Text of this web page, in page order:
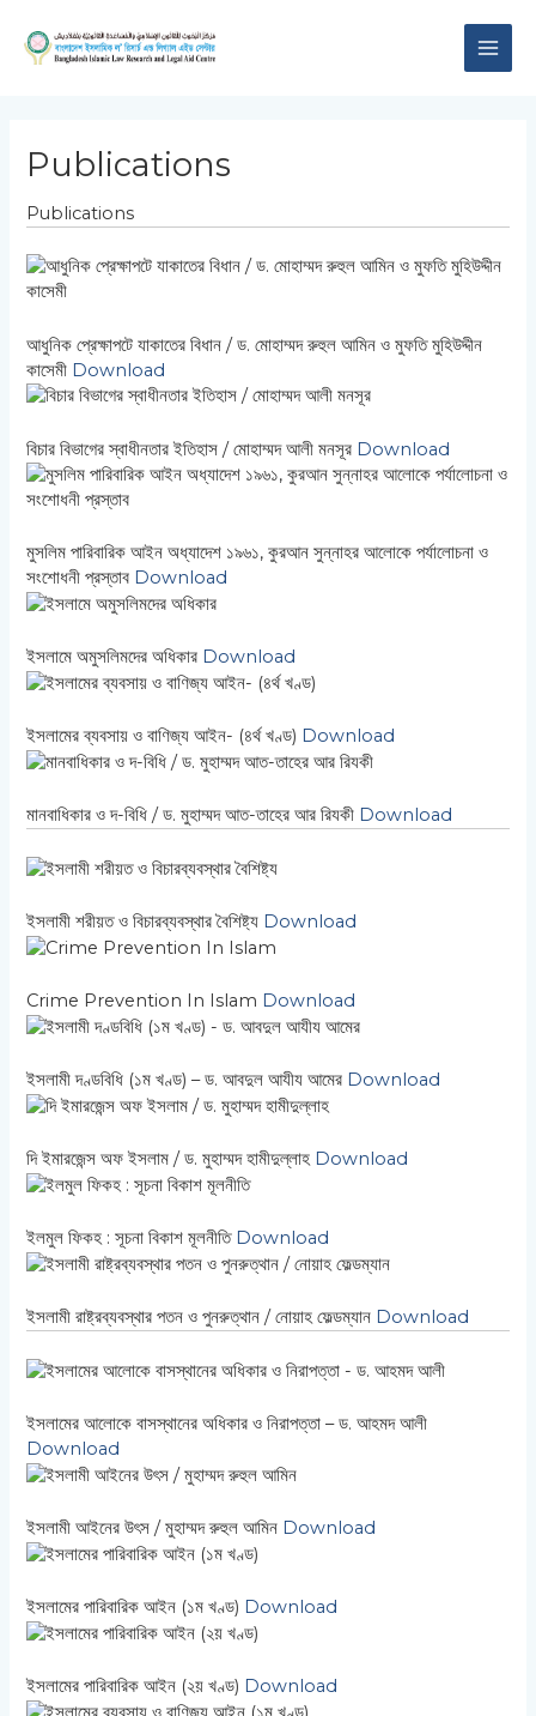
content
Publications
Publications
আধুনিক প্রেক্ষাপটে যাকাতের বিধান / ড. মোহাম্মদ রুহুল আমিন ও মুফতি মুহিউদ্দীন
কাসেমী Download
বিচার বিভাগের স্বাধীনতার ইতিহাস / মোহাম্মদ আলী মনসূর Download
মুসলিম পারিবারিক আইন অধ্যাদেশ ১৯৬১, কুরআন সুন্নাহর আলোকে পর্যালোচনা ও
সংশোধনী প্রস্তাব Download
ইসলামে অমুসলিমদের অধিকার Download
ইসলামের ব্যবসায় ও বাণিজ্য আইন- (৪র্থ খণ্ড) Download
মানবাধিকার ও দ-বিধি / ড. মুহাম্মদ আত-তাহের আর রিযকী Download
ইসলামী শরীয়ত ও বিচারব্যবস্থার বৈশিষ্ট্য Download
Crime Prevention In Islam Download
ইসলামী দণ্ডবিধি (১ম খণ্ড) – ড. আবদুল আযীয আমের Download
দি ইমারজেন্স অফ ইসলাম / ড. মুহাম্মদ হামীদুল্লাহ Download
ইলমুল ফিকহ : সূচনা বিকাশ মূলনীতি Download
ইসলামী রাষ্ট্রব্যবস্থার পতন ও পুনরুত্থান / নোয়াহ ফেল্ডম্যান Download
ইসলামের আলোকে বাসস্থানের অধিকার ও নিরাপত্তা – ড. আহমদ আলী
Download
ইসলামী আইনের উৎস / মুহাম্মদ রুহুল আমিন Download
ইসলামের পারিবারিক আইন (১ম খণ্ড) Download
ইসলামের পারিবারিক আইন (২য় খণ্ড) Download